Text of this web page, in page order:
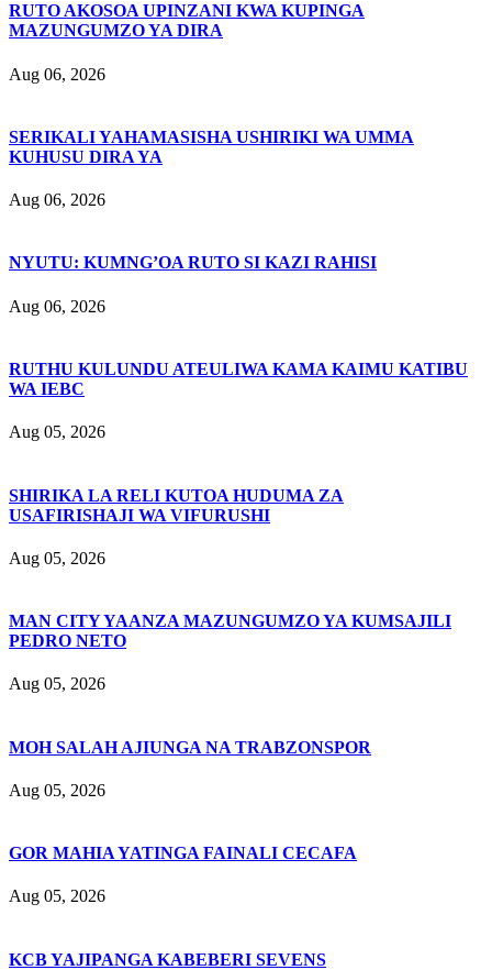
RUTO AKOSOA UPINZANI KWA KUPINGA
MAZUNGUMZO YA DIRA
Aug 06, 2026
SERIKALI YAHAMASISHA USHIRIKI WA UMMA
KUHUSU DIRA YA
Aug 06, 2026
NYUTU: KUMNG’OA RUTO SI KAZI RAHISI
Aug 06, 2026
RUTHU KULUNDU ATEULIWA KAMA KAIMU KATIBU
WA IEBC
Aug 05, 2026
SHIRIKA LA RELI KUTOA HUDUMA ZA
USAFIRISHAJI WA VIFURUSHI
Aug 05, 2026
MAN CITY YAANZA MAZUNGUMZO YA KUMSAJILI
PEDRO NETO
Aug 05, 2026
MOH SALAH AJIUNGA NA TRABZONSPOR
Aug 05, 2026
GOR MAHIA YATINGA FAINALI CECAFA
Aug 05, 2026
KCB YAJIPANGA KABEBERI SEVENS